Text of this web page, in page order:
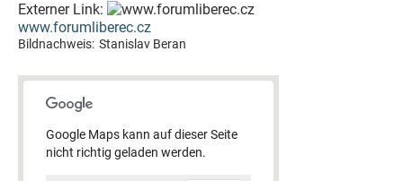
Externer Link:
www.forumliberec.cz
Bildnachweis: Stanislav Beran
Google Maps kann auf dieser Seite
nicht richtig geladen werden.